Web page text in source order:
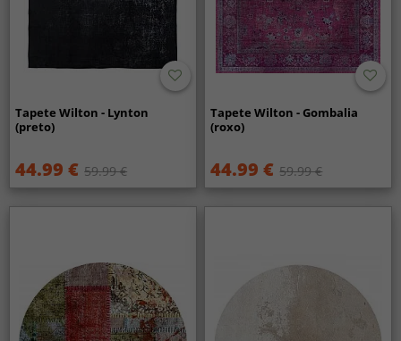
Tapete Wilton - Lynton
(preto)
44.99 € 59.99 €
Tapete Wilton - Gombalia
(roxo)
44.99 € 59.99 €